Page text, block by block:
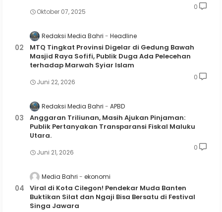
Oktober 07, 2025
0
Redaksi Media Bahri Headline
MTQ Tingkat Provinsi Digelar di Gedung Bawah
Masjid Raya Sofifi, Publik Duga Ada Pelecehan
terhadap Marwah Syiar Islam
Juni 22, 2026
0
Redaksi Media Bahri APBD
Anggaran Triliunan, Masih Ajukan Pinjaman:
Publik Pertanyakan Transparansi Fiskal Maluku
Utara.
Juni 21, 2026
0
Media Bahri ekonomi
Viral di Kota Cilegon! Pendekar Muda Banten
Buktikan Silat dan Ngaji Bisa Bersatu di Festival
Singa Jawara